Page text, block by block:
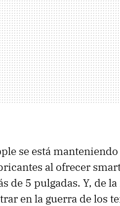
se está
al ofrecer
de 5 pulgadas. Y, de
en la guerra de los